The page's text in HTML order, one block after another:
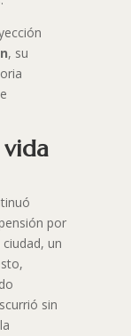
, su
por
un
sin